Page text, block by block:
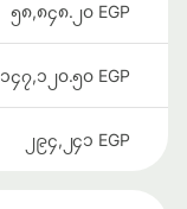
၅၈,၈၄၈.၂၀ EGP
၁၄၇,၁၂၀.၅၀ EGP
၂၉၄,၂၄၁ EGP